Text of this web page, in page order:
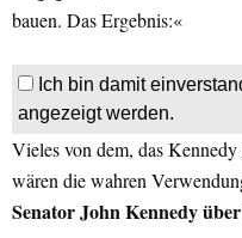
bauen. Das Ergebnis:«
Ich bin damit
angezeigt werden.
Vieles von dem, das
wären die wahren
Senator John Kennedy